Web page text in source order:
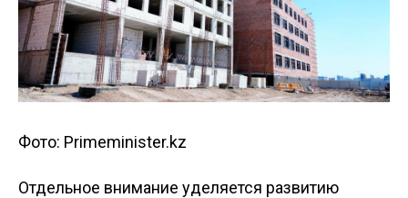
Фото: Primeminister.kz
Отдельное внимание уделяется развитию